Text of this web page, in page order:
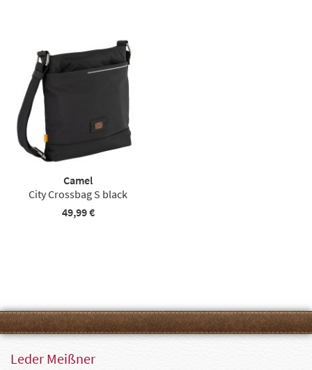
Camel
City Crossbag S black
49,99 €
Leder Meißner